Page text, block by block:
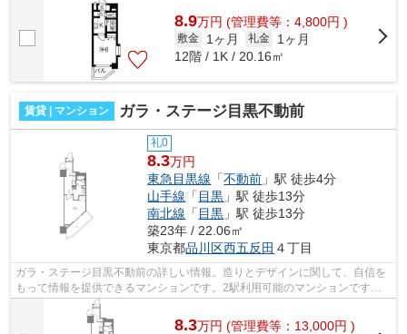
8.9万円 (管理費等：4,800円 )
敷金 1ヶ月 礼金
1ヶ月
12階 / 1K / 20.16㎡
賃貸 | マンション ガラ・ステージ目黒不動前
礼0
8.3万円
東急目黒線 「不動前 」駅 徒歩4分
山手線 「 目黒 」駅 徒歩13分
南北線 「 目黒 」駅 徒歩13分
築23年 / 22.06㎡
東京都品川区西五反田 ４丁目
ガラ・ステージ目黒不動前の詳しい情報。造りとデザインに関して、自信を
もって情報を提供できるマンションです。2駅利用可能のマンションです。
エレベーターがある物件です。当社スタ...
8.3万円 (管理費等：13,000円 )